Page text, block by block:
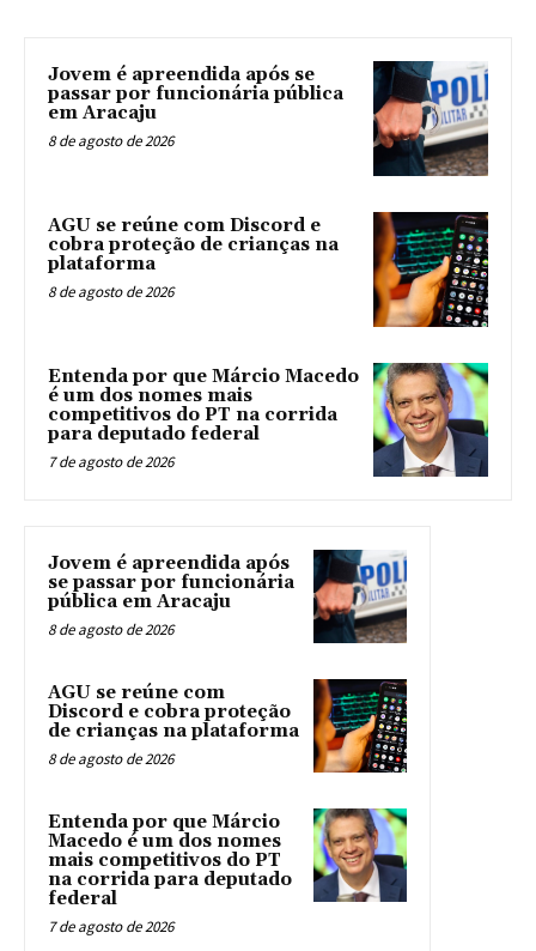
Jovem é apreendida após se
passar por funcionária pública
em Aracaju
8 de agosto de 2026
AGU se reúne com Discord e
cobra proteção de crianças na
plataforma
8 de agosto de 2026
Entenda por que Márcio Macedo
é um dos nomes mais
competitivos do PT na corrida
para deputado federal
7 de agosto de 2026
Jovem é apreendida após
se passar por funcionária
pública em Aracaju
8 de agosto de 2026
AGU se reúne com
Discord e cobra proteção
de crianças na plataforma
8 de agosto de 2026
Entenda por que Márcio
Macedo é um dos nomes
mais competitivos do PT
na corrida para deputado
federal
7 de agosto de 2026